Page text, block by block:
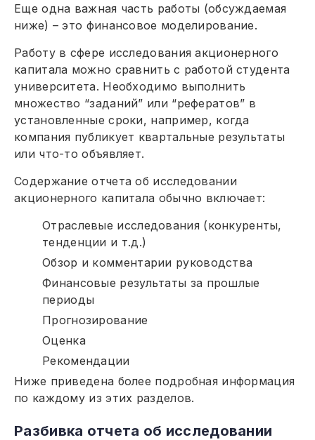
Еще одна важная часть работы (обсуждаемая
ниже) – это финансовое моделирование.
Работу в сфере исследования акционерного
капитала можно сравнить с работой студента
университета. Необходимо выполнить
множество “заданий” или “рефератов” в
установленные сроки, например, когда
компания публикует квартальные результаты
или что-то объявляет.
Содержание отчета об исследовании
акционерного капитала обычно включает:
Отраслевые исследования (конкуренты,
тенденции и т.д.)
Обзор и комментарии руководства
Финансовые результаты за прошлые
периоды
Прогнозирование
Оценка
Рекомендации
Ниже приведена более подробная информация
по каждому из этих разделов.
Разбивка отчета об исследовании